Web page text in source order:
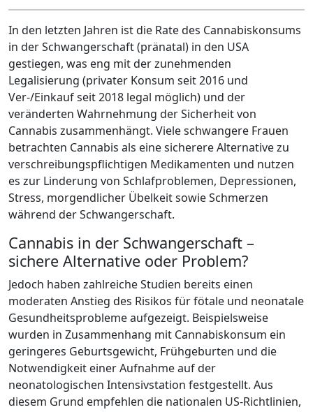
In den letzten Jahren ist die Rate des Cannabiskonsums
in der Schwangerschaft (pränatal) in den USA
gestiegen, was eng mit der zunehmenden
Legalisierung (privater Konsum seit 2016 und
Ver-/Einkauf seit 2018 legal möglich) und der
veränderten Wahrnehmung der Sicherheit von
Cannabis zusammenhängt. Viele schwangere Frauen
betrachten Cannabis als eine sicherere Alternative zu
verschreibungspflichtigen Medikamenten und nutzen
es zur Linderung von Schlafproblemen, Depressionen,
Stress, morgendlicher Übelkeit sowie Schmerzen
während der Schwangerschaft.
Cannabis in der Schwangerschaft –
sichere Alternative oder Problem?
Jedoch haben zahlreiche Studien bereits einen
moderaten Anstieg des Risikos für fötale und neonatale
Gesundheitsprobleme aufgezeigt. Beispielsweise
wurden in Zusammenhang mit Cannabiskonsum ein
geringeres Geburtsgewicht, Frühgeburten und die
Notwendigkeit einer Aufnahme auf der
neonatologischen Intensivstation festgestellt. Aus
diesem Grund empfehlen die nationalen US-Richtlinien,